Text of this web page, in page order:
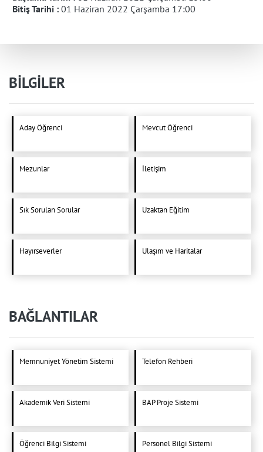
Bitiş Tarihi : 01 Haziran 2022 Çarşamba 17:00
BİLGİLER
Aday Öğrenci Mevcut Öğrenci
Mezunlar İletişim
Sık Sorulan Sorular Uzaktan Eğitim
Hayırseverler Ulaşım ve Haritalar
BAĞLANTILAR
Memnuniyet Yönetim Sistemi Telefon Rehberi
Akademik Veri Sistemi BAP Proje Sistemi
Öğrenci Bilgi Sistemi Personel Bilgi Sistemi